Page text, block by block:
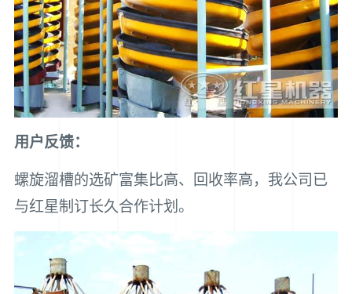
用户反馈：
螺旋溜槽的选矿富集比高、回收率高，我公司已
与红星制订长久合作计划。